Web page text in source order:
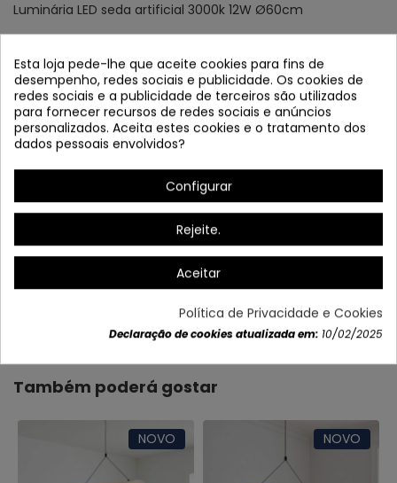
Luminária LED seda artificial 3000k 12W Ø60cm
Dados do produto
Também poderá gostar
NOVO NOVO
Esta loja pede-lhe que aceite cookies para fins de
desempenho, redes sociais e publicidade. Os cookies de
redes sociais e a publicidade de terceiros são utilizados
para fornecer recursos de redes sociais e anúncios
personalizados. Aceita estes cookies e o tratamento dos
dados pessoais envolvidos?
Configurar
Rejeite.
Aceitar
Política de Privacidade e Cookies
Declaração de cookies atualizada em: 10/02/2025